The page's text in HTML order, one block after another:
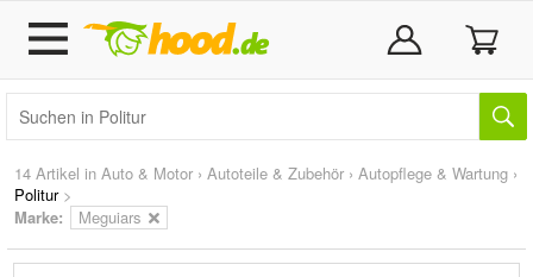
14 Artikel in Auto & Motor › Autoteile & Zubehör › Autopflege & Wartung ›
Politur>
Marke: Meguiars